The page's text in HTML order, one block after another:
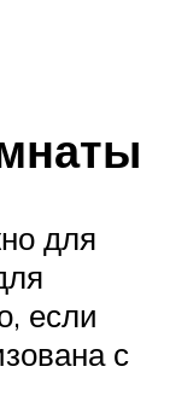
для
если
с